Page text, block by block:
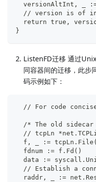
versionAltInt, _
// version is of
return true,
}
ListenFD迁移 通过
同容器间的迁移，此步
码示例如下：
// For code
/* The old
// tcpLn
f, _ :=
  fdnum := f.Fd()
data :=
// Establish a
raddr, _ :=